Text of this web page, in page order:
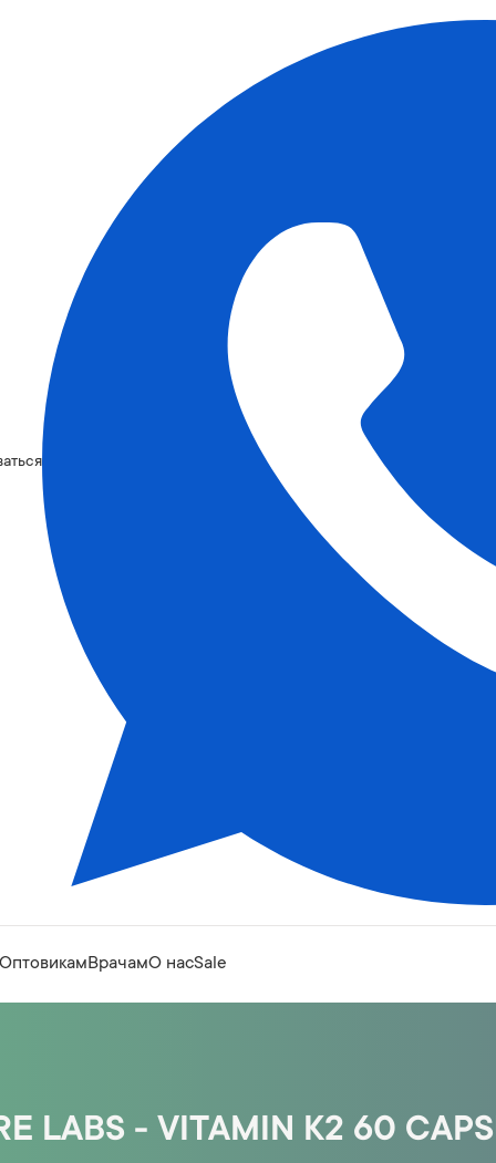
ОптовикамВрачамО насSale
LABS - VITAMIN K2 60